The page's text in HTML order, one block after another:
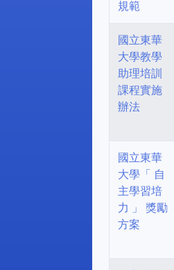
規範
國立東華
大學教學
助理培訓
課程實施
辦法
國立東華
大學「 自
主學習培
力 」 獎勵
方案